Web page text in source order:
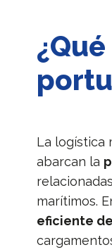
La logística
abarcan la
marítimos.
eficiente